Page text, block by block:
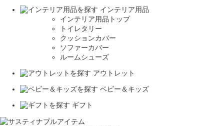
インテリア用品
インテリア用品トップ
トイレタリー
クッションカバー
ソファーカバー
ルームシューズ
アウトレット
ベビー＆キッズ
ギフト